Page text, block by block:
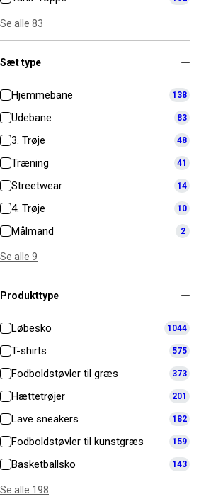
Se alle 83
Sæt type
Hjemmebane 138
Udebane 83
3. Trøje 48
Træning 41
Streetwear 14
4. Trøje 10
Målmand 2
Se alle 9
Produkttype
Løbesko 1044
T-shirts 575
Fodboldstøvler til græs 373
Hættetrøjer 201
Lave sneakers 182
Fodboldstøvler til kunstgræs 159
Basketballsko 143
Se alle 198